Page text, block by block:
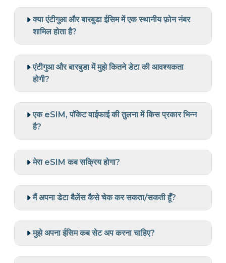
क्या एंटीगुआ और बारबुडा ईसिम में एक स्थानीय फ़ोन नंबर
शामिल होता है?
एंटीगुआ और बारबुडा में मुझे कितने डेटा की आवश्यकता
होगी?
एक eSIM, पॉकेट वाईफाई की तुलना में किस प्रकार भिन्न
है?
मेरा eSIM कब सक्रिय होगा?
मैं अपना डेटा बैलेंस कैसे चेक कर सकता/सकती हूँ?
मुझे अपना ईसिम कब सेट अप करना चाहिए?